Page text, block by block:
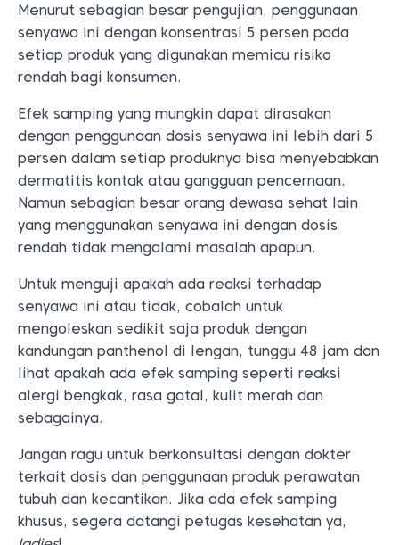
Menurut sebagian besar pengujian, penggunaan
senyawa ini dengan konsentrasi 5 persen pada
setiap produk yang digunakan memicu risiko
rendah bagi konsumen.
Efek samping yang mungkin dapat dirasakan
dengan penggunaan dosis senyawa ini lebih dari 5
persen dalam setiap produknya bisa menyebabkan
dermatitis kontak atau gangguan pencernaan.
Namun sebagian besar orang dewasa sehat lain
yang menggunakan senyawa ini dengan dosis
rendah tidak mengalami masalah apapun.
Untuk menguji apakah ada reaksi terhadap
senyawa ini atau tidak, cobalah untuk
mengoleskan sedikit saja produk dengan
kandungan panthenol di lengan, tunggu 48 jam dan
lihat apakah ada efek samping seperti reaksi
alergi bengkak, rasa gatal, kulit merah dan
sebagainya.
Jangan ragu untuk berkonsultasi dengan dokter
terkait dosis dan penggunaan produk perawatan
tubuh dan kecantikan. Jika ada efek samping
khusus, segera datangi petugas kesehatan ya,